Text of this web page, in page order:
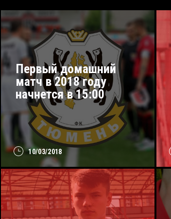
10/03/2018
Первый домашний
матч в 2018 году
начнется в 15:00